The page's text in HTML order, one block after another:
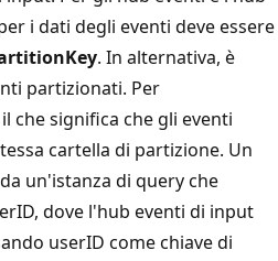
i dati degli eventi deve essere
. In alternativa, è
partizionati. Per
che significa che gli eventi
cartella di partizione. Un
un'istanza di query che
dove l'hub eventi di input
userID come chiave di